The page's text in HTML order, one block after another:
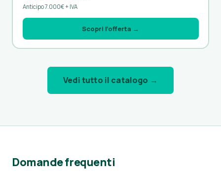
Anticipo 7.000€ + IVA
Scopri l’offerta →
Vedi tutto il catalogo →
Domande frequenti